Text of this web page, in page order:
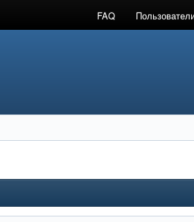
FAQ